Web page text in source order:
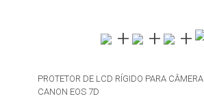
PROTETOR DE LCD RÍGIDO PARA CÂMERA
CANON EOS 7D